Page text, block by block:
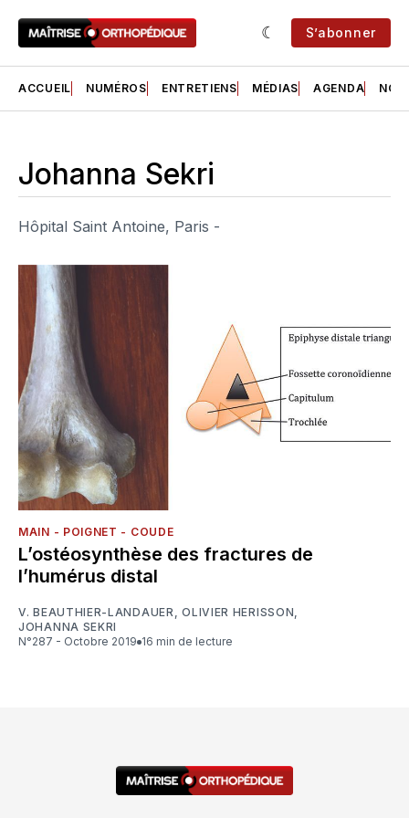
S’abonner
ACCUEIL NUMÉROS ENTRETIENS MÉDIAS AGENDA NOS
Johanna Sekri
Hôpital Saint Antoine, Paris -
MAIN - POIGNET - COUDE
L’ostéosynthèse des fractures de
l’humérus distal
V. BEAUTHIER-LANDAUER,OLIVIER HERISSON,
JOHANNA SEKRI
N°287 - Octobre 2019
16 min de lecture